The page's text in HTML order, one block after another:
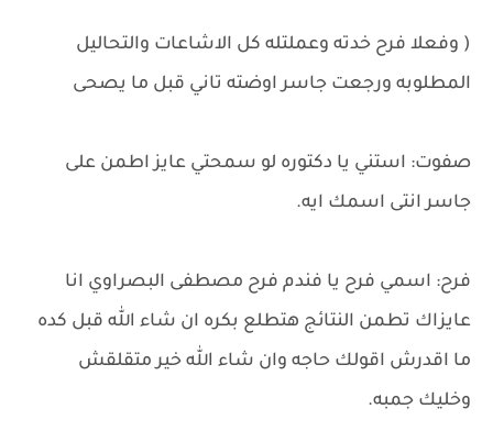
( وفعلا فرح خدته وعملتله كل الاشاعات والتحاليل
المطلوبه ورجعت جاسر اوضته تاني قبل ما يصحى
صفوت: استني يا دكتوره لو سمحتي عايز اطمن على
جاسر انتى اسمك ايه.
فرح: اسمي فرح يا فندم فرح مصطفى البصراوي انا
عايزاك تطمن النتائج هتطلع بكره ان شاء الله قبل كده
ما اقدرش اقولك حاجه وان شاء الله خير متقلقش
وخليك جمبه.